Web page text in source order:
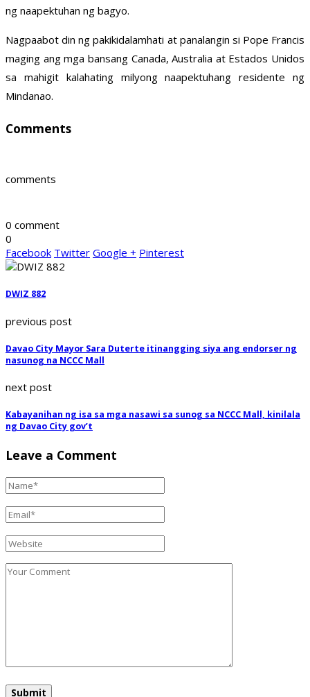
ng naapektuhan ng bagyo.
Nagpaabot din ng pakikidalamhati at panalangin si Pope Francis
maging ang mga bansang Canada, Australia at Estados Unidos
sa mahigit kalahating milyong naapektuhang residente ng
Mindanao.
Comments
comments
0 comment
0
Facebook Twitter Google + Pinterest
DWIZ 882
previous post
Davao City Mayor Sara Duterte itinangging siya ang endorser ng
nasunog na NCCC Mall
next post
Kabayanihan ng isa sa mga nasawi sa sunog sa NCCC Mall, kinilala
ng Davao City gov’t
Leave a Comment